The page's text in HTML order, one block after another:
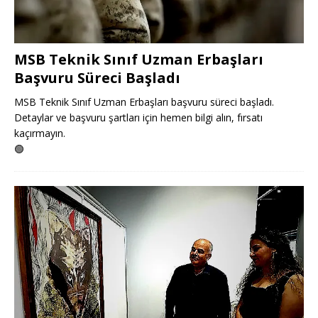
MSB Teknik Sınıf Uzman Erbaşları
Başvuru Süreci Başladı
MSB Teknik Sınıf Uzman Erbaşları başvuru süreci başladı.
Detaylar ve başvuru şartları için hemen bilgi alın, fırsatı
kaçırmayın.
🟢